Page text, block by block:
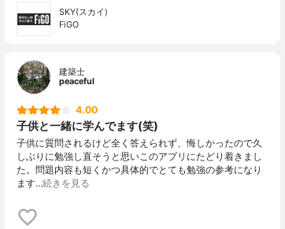
SKY(スカイ)
FiGO
建築士
peaceful
4.00
子供と一緒に学んでます(笑)
子供に質問されるけど全く答えられず、悔しかったので久
しぶりに勉強し直そうと思いこのアプリにたどり着きまし
た。問題内容も短くかつ具体的でとても勉強の参考になり
ます…続きを見る